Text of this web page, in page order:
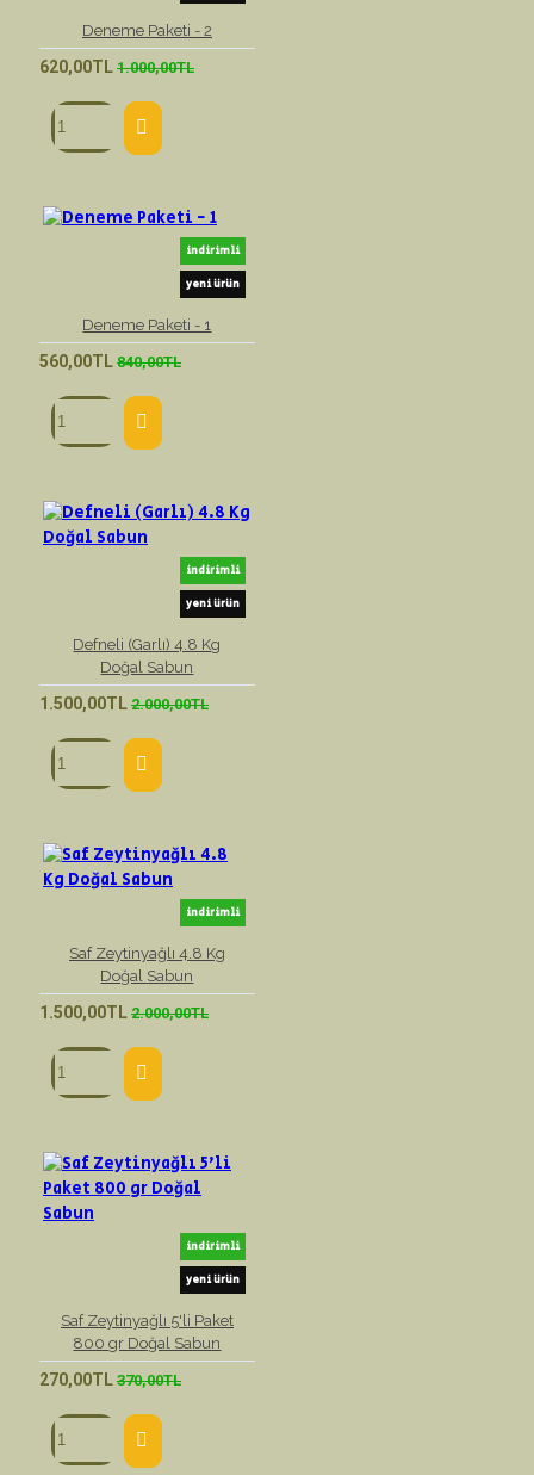
Deneme Paketi - 2
620,00TL 1.000,00TL
indirimli
yeni ürün
Deneme Paketi - 1
560,00TL 840,00TL
indirimli
yeni ürün
Defneli (Garlı) 4.8 Kg
Doğal Sabun
1.500,00TL 2.000,00TL
indirimli
Saf Zeytinyağlı 4.8 Kg
Doğal Sabun
1.500,00TL 2.000,00TL
indirimli
yeni ürün
Saf Zeytinyağlı 5'li Paket
800 gr Doğal Sabun
270,00TL 370,00TL